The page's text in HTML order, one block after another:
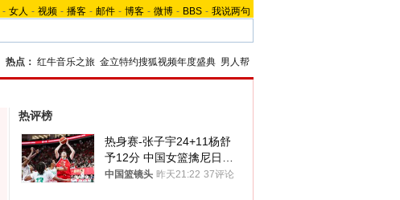
- 女人 - 视频 - 播客 - 邮件 - 博客 - 微博 - BBS - 我说两句
热点： 红牛音乐之旅 金立特约搜狐视频年度盛典 男人帮
热评榜
热身赛-张子宇24+11杨舒
予12分 中国女篮擒尼日利
亚
中国篮镜头 昨天21:22 37评论